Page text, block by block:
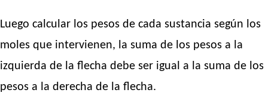
Luego calcular los pesos de cada sustancia según los
moles que intervienen, la suma de los pesos a la
izquierda de la flecha debe ser igual a la suma de los
pesos a la derecha de la flecha.